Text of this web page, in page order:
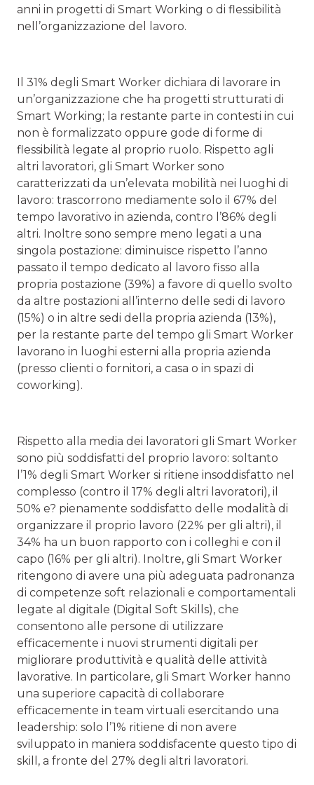
anni in progetti di Smart Working o di flessibilità
nell’organizzazione del lavoro.
Il 31% degli Smart Worker dichiara di lavorare in
un’organizzazione che ha progetti strutturati di
Smart Working; la restante parte in contesti in cui
non è formalizzato oppure gode di forme di
flessibilità legate al proprio ruolo. Rispetto agli
altri lavoratori, gli Smart Worker sono
caratterizzati da un’elevata mobilità nei luoghi di
lavoro: trascorrono mediamente solo il 67% del
tempo lavorativo in azienda, contro l’86% degli
altri. Inoltre sono sempre meno legati a una
singola postazione: diminuisce rispetto l’anno
passato il tempo dedicato al lavoro fisso alla
propria postazione (39%) a favore di quello svolto
da altre postazioni all’interno delle sedi di lavoro
(15%) o in altre sedi della propria azienda (13%),
per la restante parte del tempo gli Smart Worker
lavorano in luoghi esterni alla propria azienda
(presso clienti o fornitori, a casa o in spazi di
coworking).
Rispetto alla media dei lavoratori gli Smart Worker
sono più soddisfatti del proprio lavoro: soltanto
l’1% degli Smart Worker si ritiene insoddisfatto nel
complesso (contro il 17% degli altri lavoratori), il
50% e? pienamente soddisfatto delle modalità di
organizzare il proprio lavoro (22% per gli altri), il
34% ha un buon rapporto con i colleghi e con il
capo (16% per gli altri). Inoltre, gli Smart Worker
ritengono di avere una più adeguata padronanza
di competenze soft relazionali e comportamentali
legate al digitale (Digital Soft Skills), che
consentono alle persone di utilizzare
efficacemente i nuovi strumenti digitali per
migliorare produttività e qualità delle attività
lavorative. In particolare, gli Smart Worker hanno
una superiore capacità di collaborare
efficacemente in team virtuali esercitando una
leadership: solo l’1% ritiene di non avere
sviluppato in maniera soddisfacente questo tipo di
skill, a fronte del 27% degli altri lavoratori.